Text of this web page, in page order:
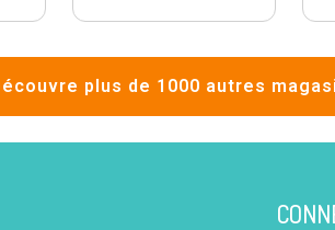
plus de 1000 autres